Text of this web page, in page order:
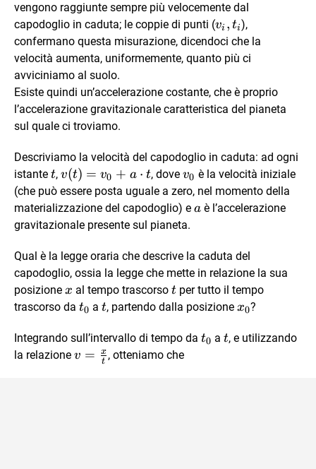
vengono raggiunte sempre più velocemente dal
capodoglio in caduta; le coppie di punti (v_i,
t_i
vi , ti),
confermano questa misurazione, dicendoci che la
velocità aumenta, uniformemente, quanto più ci
avviciniamo al suolo.
Esiste quindi un’accelerazione costante, che è proprio
l’accelerazione gravitazionale caratteristica del pianeta
sul quale ci troviamo.
Descriviamo la velocità del capodoglio in caduta: ad ogni
istante t
t, v(t) =
v_0+a\cdot
t
v(t) = v0 + a ⋅ t, dovev_0
v0 è la velocità iniziale
(che può essere posta uguale a zero, nel momento della
materializzazione del capodoglio) e a
a è l’accelerazione
gravitazionale presente sul pianeta.
Qual è la legge oraria che descrive la caduta del
capodoglio, ossia la legge che mette in relazione la sua
posizione x
x al tempo trascorso t
t per tutto il tempo
trascorso da t_0
t0 a t
t, partendo dalla posizione x_0
x0?
Integrando sull’intervallo di tempo da t_0
t0 a t
t, e utilizzando
la relazione v =
v = t
x , otteniamo che